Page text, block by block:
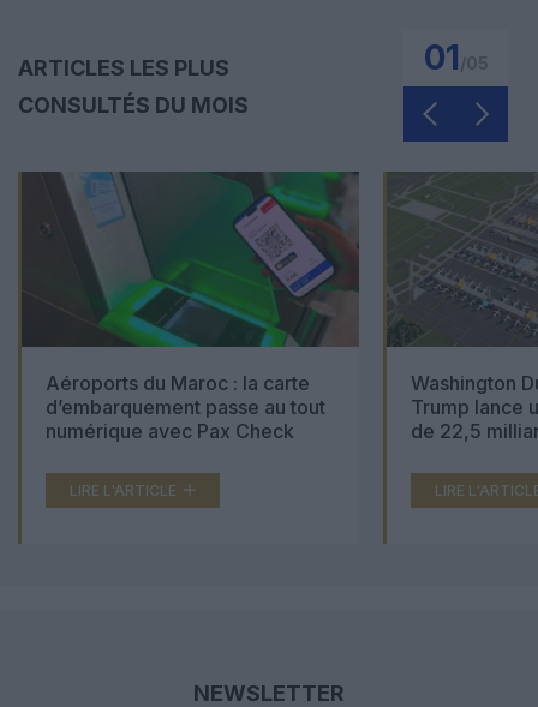
ARTICLES LES PLUS
CONSULTÉS DU MOIS
01
Aéroports du Maroc : la carte
d’embarquement passe au tout
numérique avec Pax Check
LIRE L'ARTICLE
Washington
Trump lance
de 22,5
LIRE
NEWSLETTER